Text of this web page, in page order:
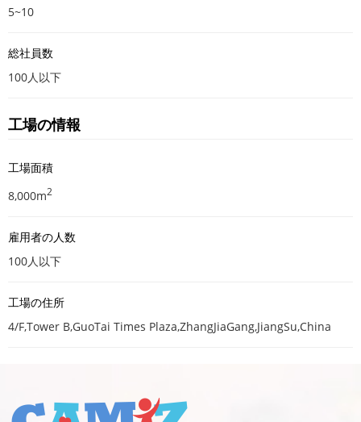
5~10
総社員数
100人以下
工場の情報
工場面積
8,000m2
雇用者の人数
100人以下
工場の住所
4/F,Tower B,GuoTai Times Plaza,ZhangJiaGang,JiangSu,China